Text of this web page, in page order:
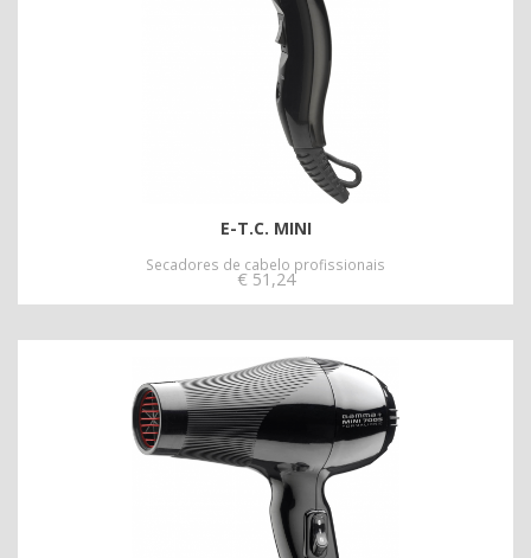
E-T.C. MINI
Secadores de cabelo profissionais
€ 51,24